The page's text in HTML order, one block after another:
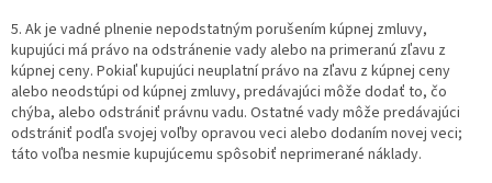
5. Ak je vadné plnenie nepodstatným porušením kúpnej zmluvy,
kupujúci má právo na odstránenie vady alebo na primeranú zľavu z
kúpnej ceny. Pokiaľ kupujúci neuplatní právo na zľavu z kúpnej ceny
alebo neodstúpi od kúpnej zmluvy, predávajúci môže dodať to, čo
chýba, alebo odstrániť právnu vadu. Ostatné vady môže predávajúci
odstrániť podľa svojej voľby opravou veci alebo dodaním novej veci;
táto voľba nesmie kupujúcemu spôsobiť neprimerané náklady.